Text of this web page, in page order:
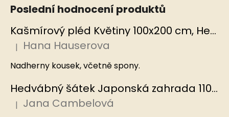
Poslední hodnocení produktů
Kašmírový pléd Květiny 100x200 cm, Hedvábný svět
Hodnocení produktu je 5 z 5 hvězdiček.
| Hana Hauserova
Nadherny kousek, včetně spony.
Hedvábný šátek Japonská zahrada 110x110 cm v dárkovém balení, HEDVÁBNÝ SVĚT
Hodnocení produktu je 5 z 5 hvězdiček.
| Jana Cambelová